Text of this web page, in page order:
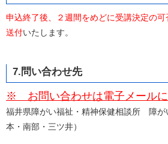
申込終了後、２週間をめどに受講決定の
送付いたします。
7.問い合わせ先
※ お問い合わせは電子メールに
福井県障がい福祉・精神保健相談所 障が
本・南部・三ツ井）